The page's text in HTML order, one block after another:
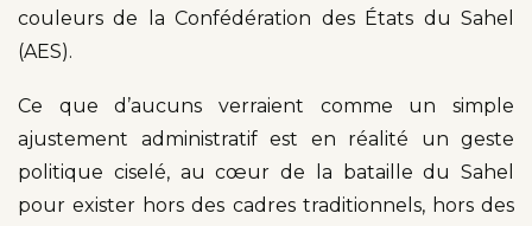
couleurs de la Confédération des États du Sahel
(AES).
Ce que d’aucuns verraient comme un simple
ajustement administratif est en réalité un geste
politique ciselé, au cœur de la bataille du Sahel
pour exister hors des cadres traditionnels, hors des